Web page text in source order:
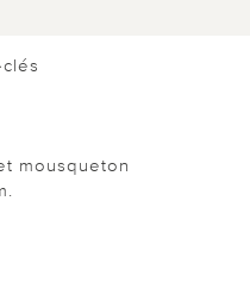
mousqueton